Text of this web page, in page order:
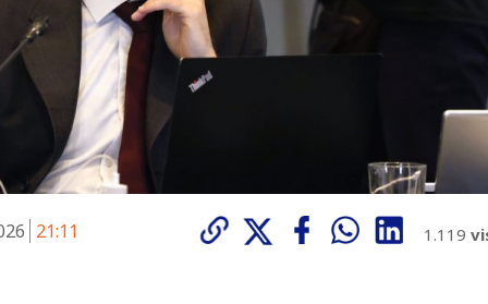
21:11 1.119